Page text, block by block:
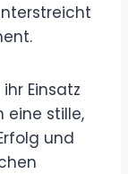
Einsatz
eine stille,
und